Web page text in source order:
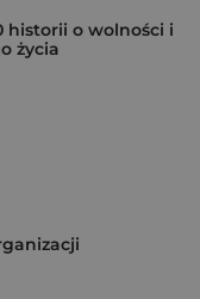
historii o wolności i
życia